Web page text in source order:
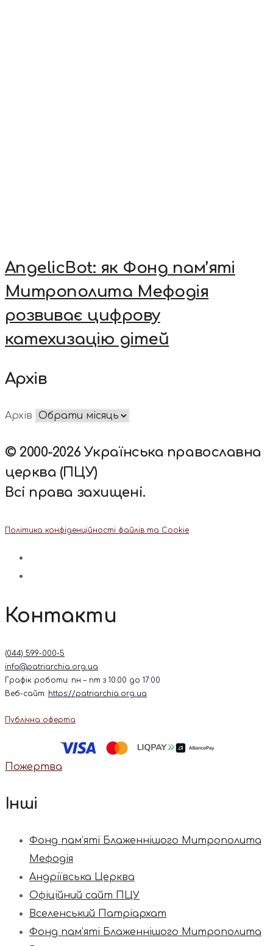
AngelicBot: як Фонд пам’яті
Митрополита Мефодія
розвиває цифрову
катехизацію дітей
Архів
Архів
© 2000-2026 Українська православна
церква (ПЦУ)
Всі права захищені.
Політика конфіденційності файлів та Cookie
Контакти
(044) 599-000-5
info@patriarchia.org.ua
Графік роботи: пн – пт з 10:00 до 17:00
Веб-сайт: https://patriarchia.org.ua
Публічна оферта
Пожертва
Інші
Фонд пам’яті Блаженнішого Митрополита
Мефодія
Андріївська Церква
Офіційний сайт ПЦУ
Вселенський Патріархат
Фонд пам’яті Блаженнішого Митрополита